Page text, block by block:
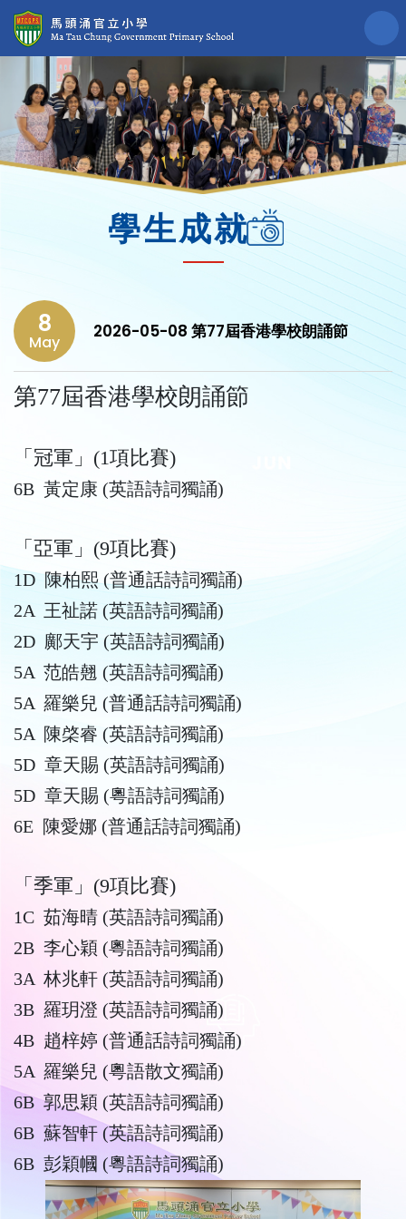
學生成就
8
May
2026-05-08 第77屆香港學校朗誦節
第77屆香港學校朗誦節
「冠軍」(1項比賽)
6B 黃定康 (英語詩詞獨誦)
「亞軍」(9項比賽)
1D 陳柏熙 (普通話詩詞獨誦)
2A 王祉諾 (英語詩詞獨誦)
2D 鄺天宇 (英語詩詞獨誦)
5A 范皓翹 (英語詩詞獨誦)
5A 羅樂兒 (普通話詩詞獨誦)
5A 陳棨睿 (英語詩詞獨誦)
5D 章天賜 (英語詩詞獨誦)
5D 章天賜 (粵語詩詞獨誦)
6E 陳愛娜 (普通話詩詞獨誦)
「季軍」(9項比賽)
1C 茹海晴 (英語詩詞獨誦)
2B 李心穎 (粵語詩詞獨誦)
3A 林兆軒 (英語詩詞獨誦)
3B 羅玥澄 (英語詩詞獨誦)
4B 趙梓婷 (普通話詩詞獨誦)
5A 羅樂兒 (粵語散文獨誦)
6B 郭思穎 (英語詩詞獨誦)
6B 蘇智軒 (英語詩詞獨誦)
6B 彭穎幗 (粵語詩詞獨誦)